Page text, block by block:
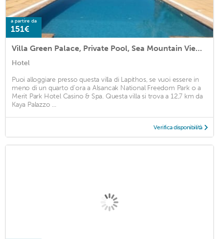
a partire da
151€
Villa Green Palace, Private Pool, Sea Mountain Views , Spacious Beautiful
Hotel
Puoi alloggiare presso questa villa di Lapithos, se vuoi essere in
meno di un quarto d'ora a Alsancak National Freedom Park o a
Merit Park Hotel Casino & Spa. Questa villa si trova a 12,7 km da
Kaya Palazzo ...
Verifica disponibilità